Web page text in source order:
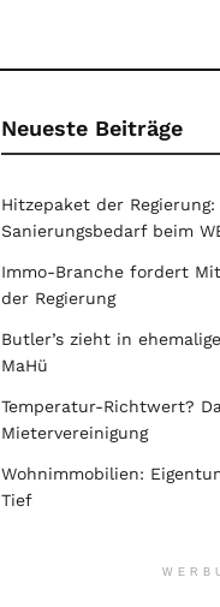
Neueste Beiträge
Hitzepaket der
Sanierungsbedarf beim
Immo-Branche fordert
der Regierung
Butler’s zieht in
MaHü
Temperatur-Richtwert?
Mietervereinigung
Wohnimmobilien:
Tief